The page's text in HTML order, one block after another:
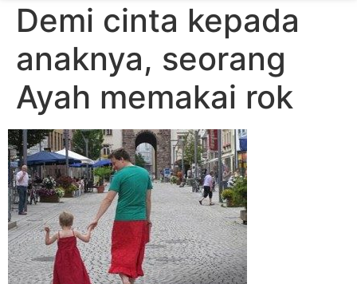
Demi cinta kepada
anaknya, seorang
Ayah memakai rok